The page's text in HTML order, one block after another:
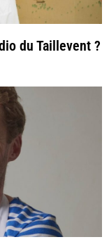
du Taillevent ?